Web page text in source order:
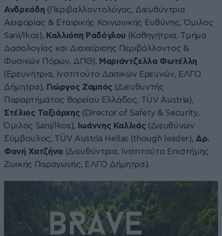
Ανδρεάδη (Περιβαλλοντολόγος, Διευθύντρια
Αειφορίας & Εταιρικής Κοινωνικής Ευθύνης, Όμιλος
Sani/Ikos), Καλλιόπη Ραδόγλου (Καθηγήτρια, Tμήμα
Δασολογίας και Διαχείρισης Περιβάλλοντος &
Φυσικών Πόρων, ΔΠΘ), Μαριάντζελλα Φωτέλλη
(Ερευνήτρια, Ινστιτούτο Δασικών Ερευνών, ΕΛΓΟ
Δήμητρα), Γιώργος Ζαμπός (Διευθυντής
Παραρτήματος Βορείου Ελλάδος, TÜV Austria),
Στέλιος Ταξιάρχης (Director of Safety & Security,
Όμιλος Sani/Ikos),
Ιωάννης Καλλιάς (Διευθύνων
Σύμβουλος, TÜV Austria Hellas (though leader), Δρ.
Φανή Χατζήνα (Διευθύντρια, Ινστιτούτο Επιστήμης
Ζωικής Παραγωγής, ΕΛΓΟ Δήμητρα).